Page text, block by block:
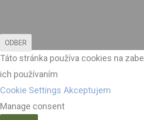
ODBER
Táto stránka používa cookies na
ich používaním
Cookie Settings Akceptujem
Manage consent